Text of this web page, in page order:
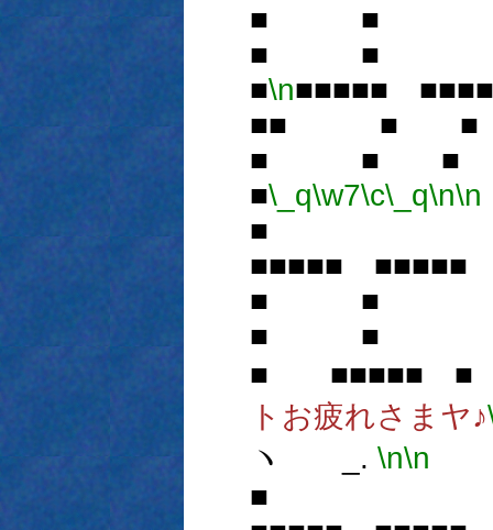
■ ■ ■
■
■\n■■■■■
■■ ■
■ ■
■\_q\w7\c\_q\n\n
■
■■■■■
■ ■ ■
■ ■ ■
■ ■■■■■
トお疲れさまヤ♪
ヽ _. \n\n
■